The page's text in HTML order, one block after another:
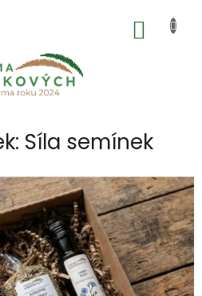
Síla semínek